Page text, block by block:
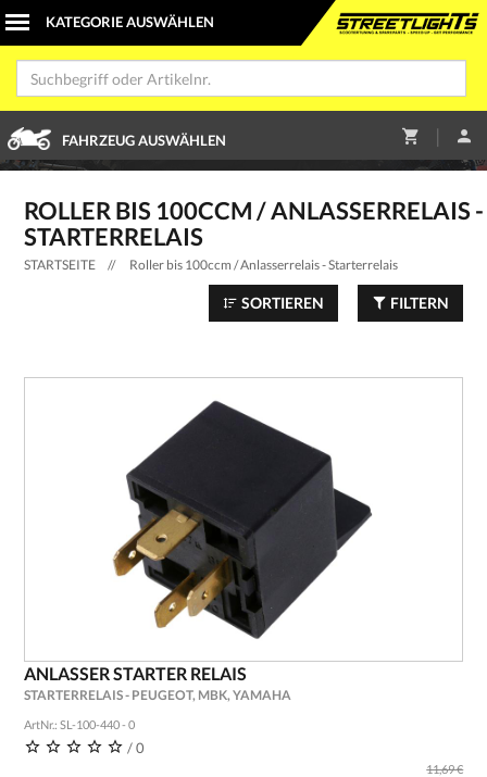
FAHRZEUG AUSWÄHLEN |
ROLLER BIS 100CCM / ANLASSERRELAIS -
STARTERRELAIS
STARTSEITE // Roller bis 100ccm / Anlasserrelais - Starterrelais
SORTIEREN FILTERN
ANLASSER STARTER RELAIS
STARTERRELAIS - PEUGEOT, MBK, YAMAHA
ArtNr.: SL-100-440 - 0
/ 0
11,69 €